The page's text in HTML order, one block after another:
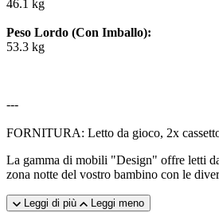
46.1 kg
Peso Lordo (Con Imballo):
53.3 kg
---
FORNITURA: Letto da gioco, 2x
La gamma di mobili "Design" offre letti
zona notte del vostro bambino con le
Leggi di più Leggi meno